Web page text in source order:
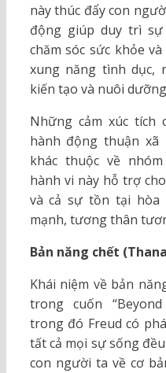
này thúc đẩy con
động giúp duy trì
chăm sóc sức khỏe
xung năng tình dục,
kiến tạo và nuôi
Những cảm xúc tích
hành động thuận
khác thuộc về
hành vi này hỗ trợ
và cả sự tồn tại hòa
mạnh, tương thân
Bản năng chết
Khái niệm về bản
trong cuốn
trong đó Freud có
tất cả mọi sự sống
con người ta về cơ